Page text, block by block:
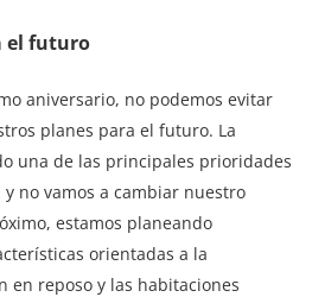
el futuro
aniversario, no podemos evitar
planes para el futuro. La
una de las principales prioridades
y no vamos a cambiar nuestro
estamos planeando
orientadas a la
en reposo y las habitaciones